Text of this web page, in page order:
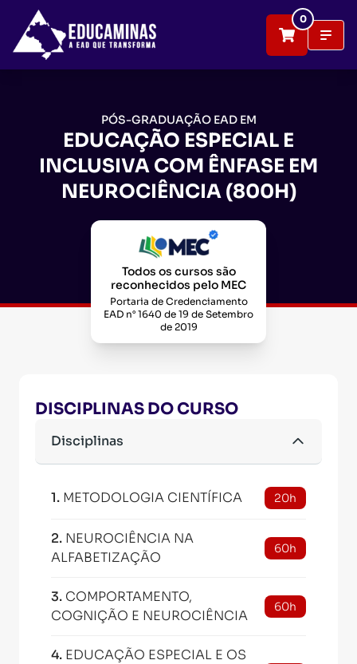
0
PÓS-GRADUAÇÃO EAD EM
EDUCAÇÃO ESPECIAL E
INCLUSIVA COM ÊNFASE EM
NEUROCIÊNCIA (800H)
Todos os cursos são
reconhecidos pelo MEC
Portaria de Credenciamento
EAD n° 1640 de 19 de Setembro
de 2019
DISCIPLINAS DO CURSO
Disciplinas
1. METODOLOGIA CIENTÍFICA 20h
2. NEUROCIÊNCIA NA
ALFABETIZAÇÃO
60h
3. COMPORTAMENTO,
COGNIÇÃO E NEUROCIÊNCIA
60h
4. EDUCAÇÃO ESPECIAL E OS